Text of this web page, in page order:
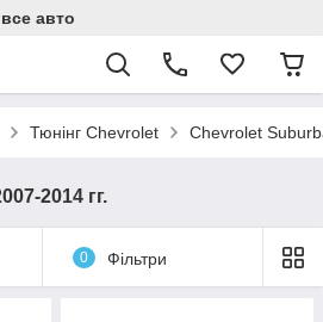
авто
Тюнінг Chevrolet Chevrolet
2014 гг.
0 Фільтри